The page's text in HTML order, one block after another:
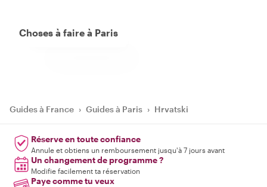
Choses à faire à Paris
Guides à France › Guides à Paris › Hrvatski
Réserve en toute confiance
Annule et obtiens un remboursement jusqu'à 7 jours avant
Un changement de programme ?
Modifie facilement ta réservation
Paye comme tu veux